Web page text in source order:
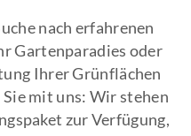
nach erfahrenen
Gartenparadies oder
Ihrer Grünflächen
mit uns: Wir stehen
zur Verfügung,